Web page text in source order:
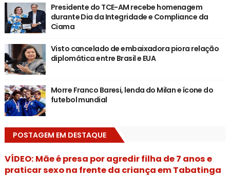
Presidente do TCE-AM recebe homenagem
durante Dia da Integridade e Compliance da
Ciama
Visto cancelado de embaixadora piora relação
diplomática entre Brasil e EUA
Morre Franco Baresi, lenda do Milan e ícone do
futebol mundial
POSTAGEM EM DESTAQUE
VÍDEO: Mãe é presa por agredir filha de 7 anos e
praticar sexo na frente da criança em Tabatinga